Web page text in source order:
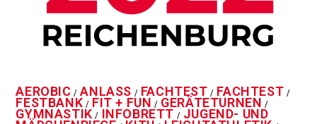
AEROBIC /ANLASS / FACHTEST / FACHTEST /
FESTBANK / FIT + FUN / GERÄTETURNEN /
GYMNASTIK / INFOBRETT / JUGEND- UND